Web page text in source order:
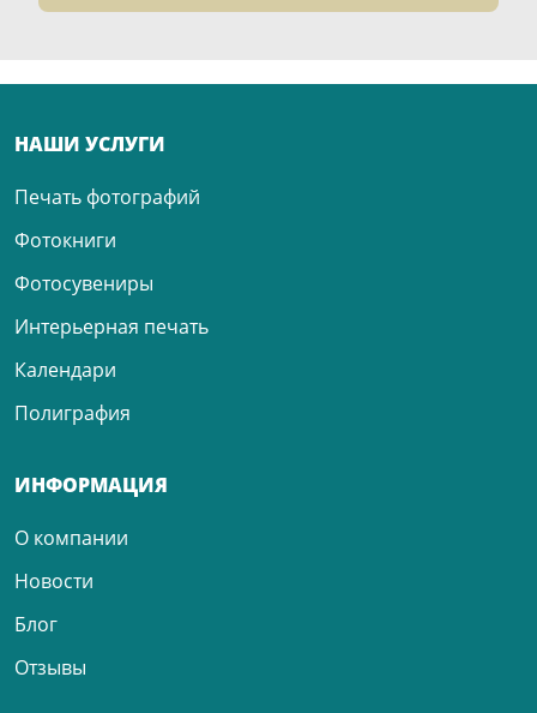
НАШИ УСЛУГИ
Печать фотографий
Фотокниги
Фотосувениры
Интерьерная печать
Календари
Полиграфия
ИНФОРМАЦИЯ
О компании
Новости
Блог
Отзывы